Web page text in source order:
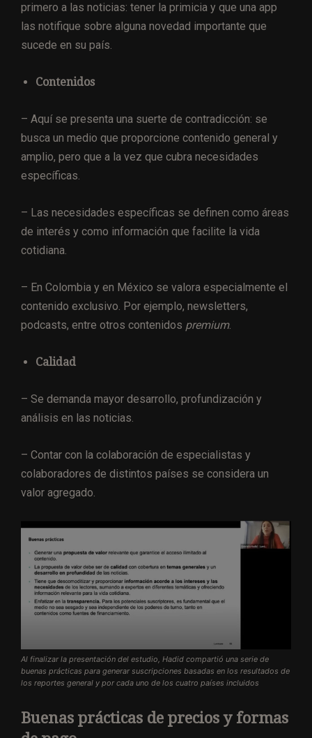
primero a las noticias: tener la primicia y que una app
las notifique sobre alguna novedad importante que
sucede en su país.
Contenidos
– Aquí se presenta una suerte de contradicción: se
busca un medio que proporcione contenido general y
amplio, pero que a la vez que cubra necesidades
específicas.
– Las necesidades específicas se definen como áreas
de interés y como información que facilite la vida
cotidiana.
– En Colombia y en México se valora especialmente el
contenido exclusivo. Por ejemplo, newsletters,
podcasts, entre otros contenidos premium.
Calidad
– Se demanda mayor desarrollo, profundización y
análisis en las noticias.
– Contar con la colaboración de especialistas y
colaboradores de distintos países se considera un
valor agregado.
Al finalizar la presentación del estudio, Hadid compartió una serie de
buenas prácticas para generar suscripciones basadas en los resultados de
los reportes general y por cada uno de los cuatro países incluidos
Buenas prácticas de precios y formas